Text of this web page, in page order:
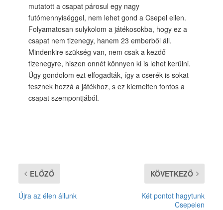
mutatott a csapat párosul egy nagy
futómennyiséggel, nem lehet gond a Csepel ellen.
Folyamatosan sulykolom a játékosokba, hogy ez a
csapat nem tizenegy, hanem 23 emberből áll.
Mindenkire szükség van, nem csak a kezdő
tizenegyre, hiszen onnét könnyen ki is lehet kerülni.
Úgy gondolom ezt elfogadták, így a cserék is sokat
tesznek hozzá a játékhoz, s ez kiemelten fontos a
csapat szempontjából.
ELŐZŐ
Újra az élen állunk
KÖVETKEZŐ
Két pontot hagytunk
Csepelen